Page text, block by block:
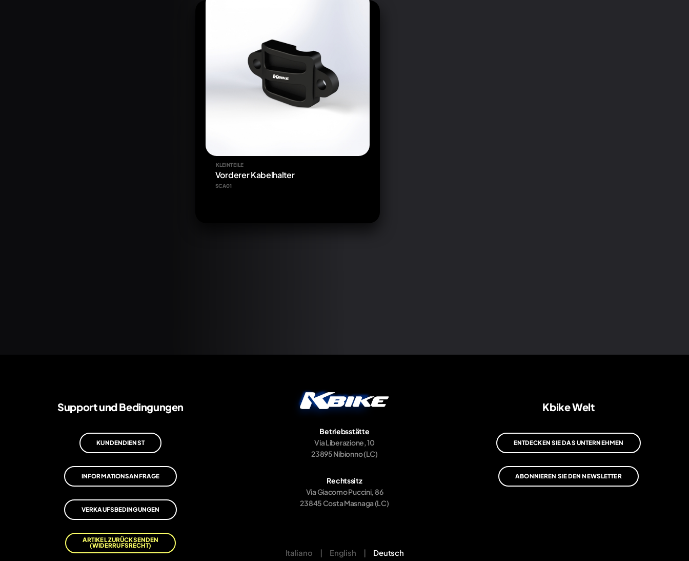
KLEINTEILE
Vorderer Kabelhalter
SCA01
Support und Bedingungen
KUNDENDIENST
INFORMATIONSANFRAGE
VERKAUFSBEDINGUNGEN
ARTIKEL ZURÜCKSENDEN
(WIDERRUFSRECHT)
Betriebsstätte
Via Liberazione, 10
23895 Nibionno (LC)
Rechtssitz
Via Giacomo Puccini, 86
23845 Costa Masnaga (LC)
Italiano | English | Deutsch
Kbike Welt
ENTDECKEN SIE DAS UNTERNEHMEN
ABONNIEREN SIE DEN NEWSLETTER